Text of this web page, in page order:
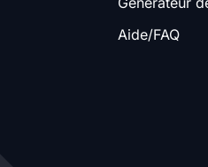
Aide/FAQ